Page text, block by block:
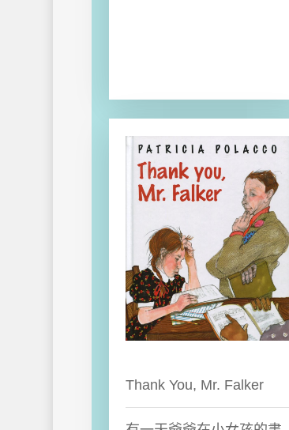
Thank You, Mr. Falker